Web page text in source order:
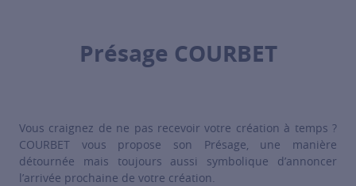
Présage COURBET
Vous craignez de ne pas recevoir votre création à temps ?
COURBET vous propose son Présage, une manière
détournée mais toujours aussi symbolique d’annoncer
l’arrivée prochaine de votre création.